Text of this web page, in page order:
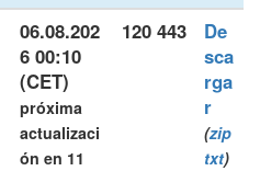
06.08.202
6 00:10
(CET)
próxima
actualizaci
ón en 11
120 443
De
sca
rga
r
(zip
txt)